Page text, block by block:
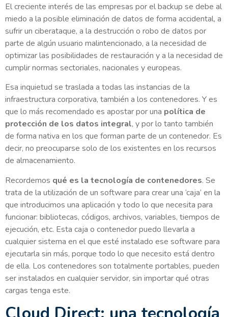
El creciente interés de las empresas por el backup se debe al
miedo a la posible eliminación de datos de forma accidental, a
sufrir un ciberataque, a la destrucción o robo de datos por
parte de algún usuario malintencionado, a la necesidad de
optimizar las posibilidades de restauración y a la necesidad de
cumplir normas sectoriales, nacionales y europeas.
Esa inquietud se traslada a todas las instancias de la
infraestructura corporativa, también a los contenedores. Y es
que lo más recomendado es apostar por una política de
protección de los datos integral, y por lo tanto también
de forma nativa en los que forman parte de un contenedor. Es
decir, no preocuparse solo de los existentes en los recursos
de almacenamiento.
Recordemos qué es la tecnología de contenedores. Se
trata de la utilización de un software para crear una ‘caja’ en la
que introducimos una aplicación y todo lo que necesita para
funcionar: bibliotecas, códigos, archivos, variables, tiempos de
ejecución, etc. Esta caja o contenedor puedo llevarla a
cualquier sistema en el que esté instalado ese software para
ejecutarla sin más, porque todo lo que necesito está dentro
de ella. Los contenedores son totalmente portables, pueden
ser instalados en cualquier servidor, sin importar qué otras
cargas tenga este.